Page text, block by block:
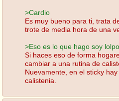
>Cardio
Es muy bueno para ti, trata
trote de media hora de una
>Eso es lo que hago soy
Si haces eso de forma
cambiar a una rutina de
Nuevamente, en el sticky
calistenia.